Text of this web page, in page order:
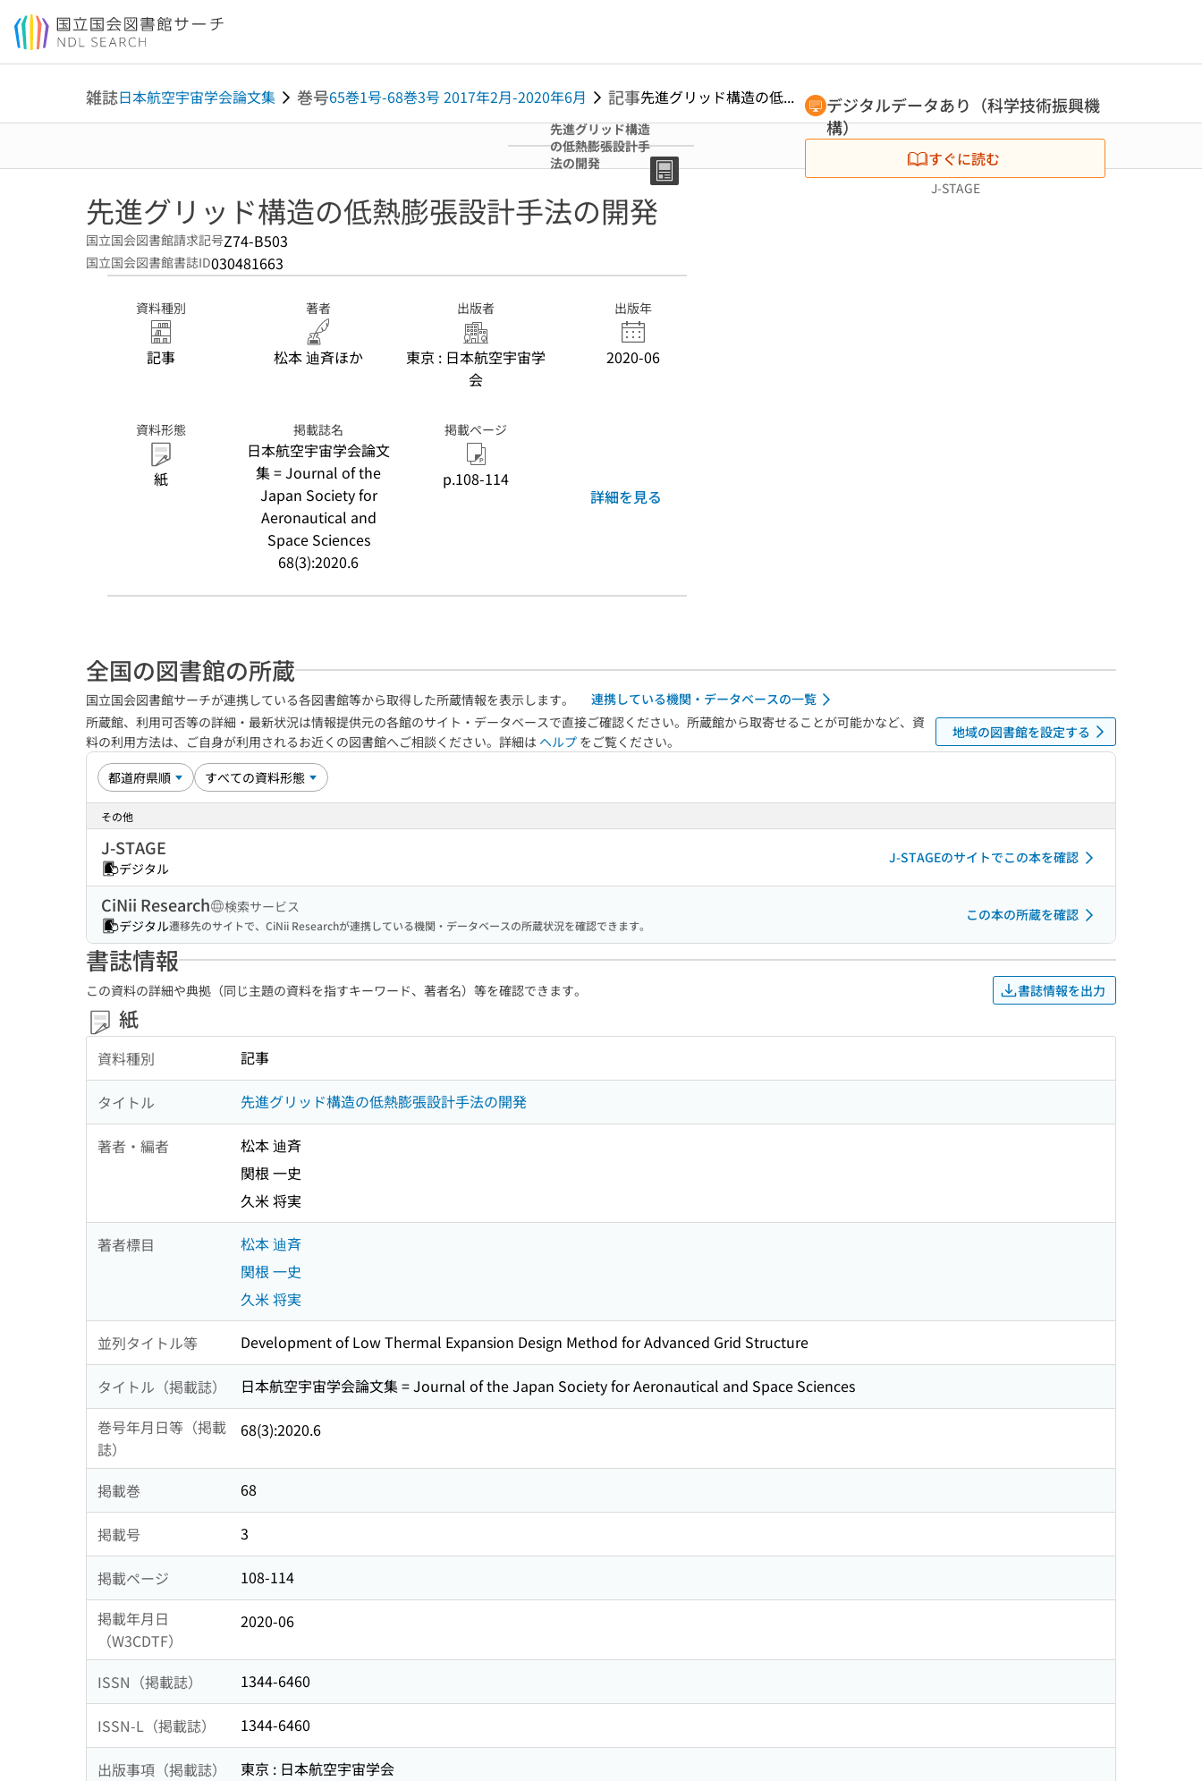
本文へ移動
雑誌日本航空宇宙学会論文集 巻号65巻1号-68巻3号 2017年2月-2020年6月 記事先進グリッド構造の低...
先進グリッド構造
の低熱膨張設計手
法の開発
デジタルデータあり（科学技術振興機
構）
すぐに読む
J-STAGE
先進グリッド構造の低熱膨張設計手法の開発
国立国会図書館請求記号Z74-B503
国立国会図書館書誌ID030481663
資料種別
記事
著者
松本 迪斉ほか
出版者
東京 : 日本航空宇宙学
会
出版年
2020-06
資料形態
紙
掲載誌名
日本航空宇宙学会論文
集 = Journal of the
Japan Society for
Aeronautical and
Space Sciences
68(3):2020.6
掲載ページ
p.108-114
詳細を見る
全国の図書館の所蔵
国立国会図書館サーチが連携している各図書館等から取得した所蔵情報を表示します。
連携している機関・データベースの一覧
所蔵館、利用可否等の詳細・最新状況は情報提供元の各館のサイト・データベースで直接ご確認ください。所蔵館から取寄せることが可能かなど、資
料の利用方法は、ご自身が利用されるお近くの図書館へご相談ください。詳細は ヘルプ をご覧ください。
地域の図書館を設定する
その他
J-STAGE
デジタル
J-STAGEのサイトでこの本を確認
CiNii Research
検索サービス
デジタル遷移先のサイトで、CiNii Researchが連携している機関・データベースの所蔵状況を確認できます。
この本の所蔵を確認
書誌情報
この資料の詳細や典拠（同じ主題の資料を指すキーワード、著者名）等を確認できます。 書誌情報を出力
紙
資料種別 記事
タイトル 先進グリッド構造の低熱膨張設計手法の開発
著者・編者
松本 迪斉
関根 一史
久米 将実
著者標目
松本 迪斉
関根 一史
久米 将実
並列タイトル等 Development of Low Thermal Expansion Design Method for Advanced Grid Structure
タイトル（掲載誌）
日本航空宇宙学会論文集 = Journal of the Japan Society for Aeronautical and Space Sciences
巻号年月日等（掲載
誌）
68(3):2020.6
掲載巻 68
掲載号 3
掲載ページ
108-114
掲載年月日
（W3CDTF）
2020-06
ISSN（掲載誌） 1344-6460
ISSN-L（掲載誌） 1344-6460
出版事項（掲載誌） 東京 : 日本航空宇宙学会